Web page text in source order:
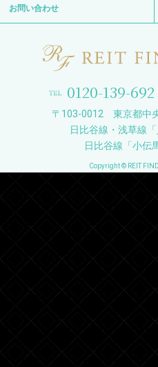
お問い合わせ
0120-139-692
〒103-0012 東京都中
日比谷線・浅草線
日比谷線「小伝
Copyright © REIT